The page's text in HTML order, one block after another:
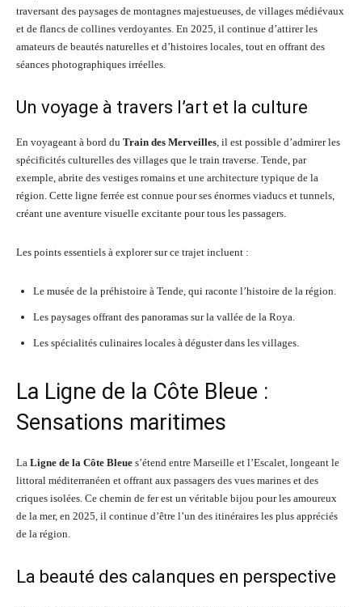
traversant des paysages de montagnes majestueuses, de villages médiévaux
et de flancs de collines verdoyantes. En 2025, il continue d’attirer les
amateurs de beautés naturelles et d’histoires locales, tout en offrant des
séances photographiques irréelles.
Un voyage à travers l’art et la culture
En voyageant à bord du Train des Merveilles, il est possible d’admirer les
spécificités culturelles des villages que le train traverse. Tende, par
exemple, abrite des vestiges romains et une architecture typique de la
région. Cette ligne ferrée est connue pour ses énormes viaducs et tunnels,
créant une aventure visuelle excitante pour tous les passagers.
Les points essentiels à explorer sur ce trajet incluent :
Le musée de la préhistoire à Tende, qui raconte l’histoire de la région.
Les paysages offrant des panoramas sur la vallée de la Roya.
Les spécialités culinaires locales à déguster dans les villages.
La Ligne de la Côte Bleue :
Sensations maritimes
La Ligne de la Côte Bleue s’étend entre Marseille et l’Escalet, longeant le
littoral méditerranéen et offrant aux passagers des vues marines et des
criques isolées. Ce chemin de fer est un véritable bijou pour les amoureux
de la mer, en 2025, il continue d’être l’un des itinéraires les plus appréciés
de la région.
La beauté des calanques en perspective